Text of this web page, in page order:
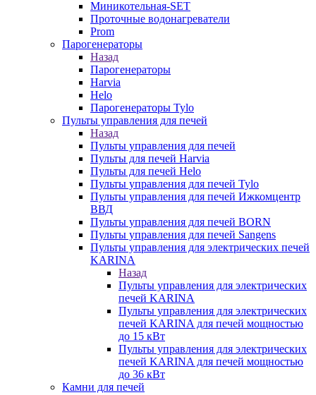
Миникотельная-SET
Проточные водонагреватели
Prom
Парогенераторы
Назад
Парогенераторы
Harvia
Helo
Парогенераторы Tylo
Пульты управления для печей
Назад
Пульты управления для печей
Пульты для печей Harvia
Пульты для печей Helo
Пульты управления для печей Tylo
Пульты управления для печей Ижкомцентр
ВВД
Пульты управления для печей BORN
Пульты управления для печей Sangens
Пульты управления для электрических печей
KARINA
Назад
Пульты управления для электрических
печей KARINA
Пульты управления для электрических
печей KARINA для печей мощностью
до 15 кВт
Пульты управления для электрических
печей KARINA для печей мощностью
до 36 кВт
Камни для печей